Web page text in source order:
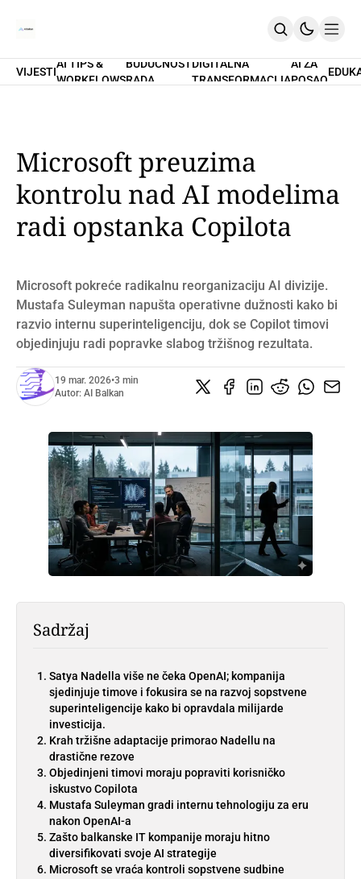
Home
PRETPLATI SE
VIJESTI
AI TIPS &
WORKFLOWS
BUDUĆNOST
RADA
DIGITALNA
TRANSFORMACIJA
AI ZA
POSAO
Microsoft preuzima
kontrolu nad AI modelima
radi opstanka Copilota
Microsoft pokreće radikalnu reorganizaciju AI divizije.
Mustafa Suleyman napušta operativne dužnosti kako bi
razvio internu superinteligenciju, dok se Copilot timovi
objedinjuju radi popravke slabog tržišnog rezultata.
19 mar. 2026•3 min
Autor: AI Balkan
Sadržaj
Satya Nadella više ne čeka OpenAI; kompanija
sjedinjuje timove i fokusira se na razvoj sopstvene
superinteligencije kako bi opravdala milijarde
investicija.
Krah tržišne adaptacije primorao Nadellu na
drastične rezove
Objedinjeni timovi moraju popraviti korisničko
iskustvo Copilota
Mustafa Suleyman gradi internu tehnologiju za eru
nakon OpenAI-a
Zašto balkanske IT kompanije moraju hitno
diversifikovati svoje AI strategije
Microsoft se vraća kontroli sopstvene sudbine